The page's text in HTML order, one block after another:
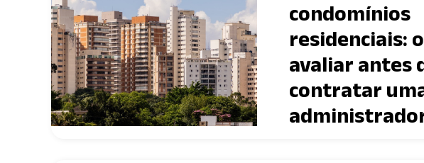
condomínios
residenciais:
avaliar antes
contratar